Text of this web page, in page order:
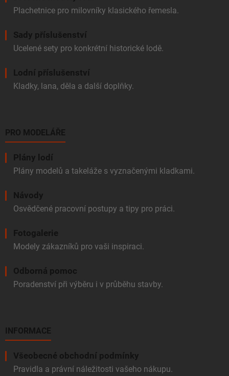
Plachetnice pro milovníky klasického řemesla.
Sady příslušenství
Ucelené sety pro konkrétní historické lodě.
Lodní příslušenství
Kladky, lana, děla a další doplňky.
PRO MODELÁŘE
Plány lodí
Plány modelů a takeláže s vyznačenými kladkami.
Návody
Osvědčené pracovní postupy a tipy pro práci.
Fotogalerie
Modely zákazníků pro vaši inspiraci.
Odborná pomoc
Poradenství při výběru i v průběhu stavby.
INFORMACE
Všeobecné obchodní podmínky
Pravidla a právní náležitosti vašeho nákupu.